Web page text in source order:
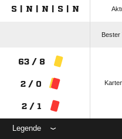
S | N | N | S | N
Bester
63 / 8
2 / 0
2 / 1
Legende